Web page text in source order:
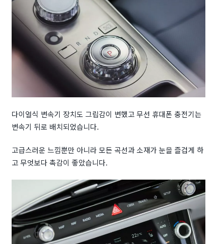
다이얼식 변속기 장치도 그립감이 변했고 무선 휴대폰 충전기는
변속기 뒤로 배치되었습니다.
고급스러운 느낌뿐만 아니라 모든 곡선과 소재가 눈을 즐겁게 하
고 무엇보다 촉감이 좋았습니다.